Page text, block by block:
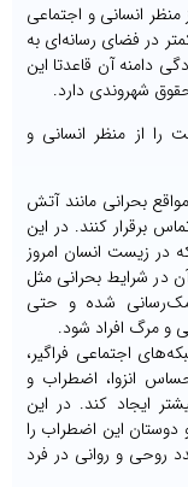
انسانی و اجتماعی
در فضای رسانه‌ای به
دامنه آن قاعدتا این
شهروندی دارد.
را از منظر انسانی و
بحرانی مانند آتش
برقرار کنند. در این
در زیست انسان امروز
در شرایط بحرانی مثل
شده و حتی
و مرگ افراد شود.
اجتماعی فراگیر،
انزوا، اضطراب و
ایجاد کند. در این
این اضطراب را
روحی و روانی در فرد